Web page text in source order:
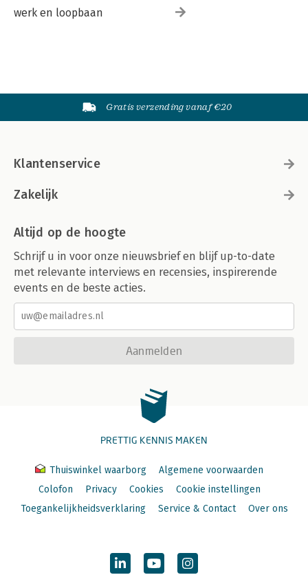
werk en loopbaan
Gratis verzending vanaf €20
Klantenservice
Zakelijk
Altijd op de hoogte
Schrijf u in voor onze nieuwsbrief en blijf up-to-date
met relevante interviews en recensies, inspirerende
events en de beste acties.
Aanmelden
PRETTIG KENNIS MAKEN
Thuiswinkel waarborg
Algemene voorwaarden
Colofon
Privacy Cookies
Cookie instellingen
Toegankelijkheidsverklaring
Service & Contact Over ons